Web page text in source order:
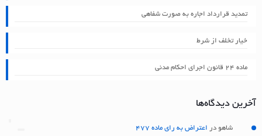
تمدید قرارداد اجاره به صورت شفاهی
خیار تخلف از شرط
ماده ۲۴ قانون اجرای احکام مدنی
آخرین دیدگاه‌ها
شاهو در اعتراض به رای ماده 477